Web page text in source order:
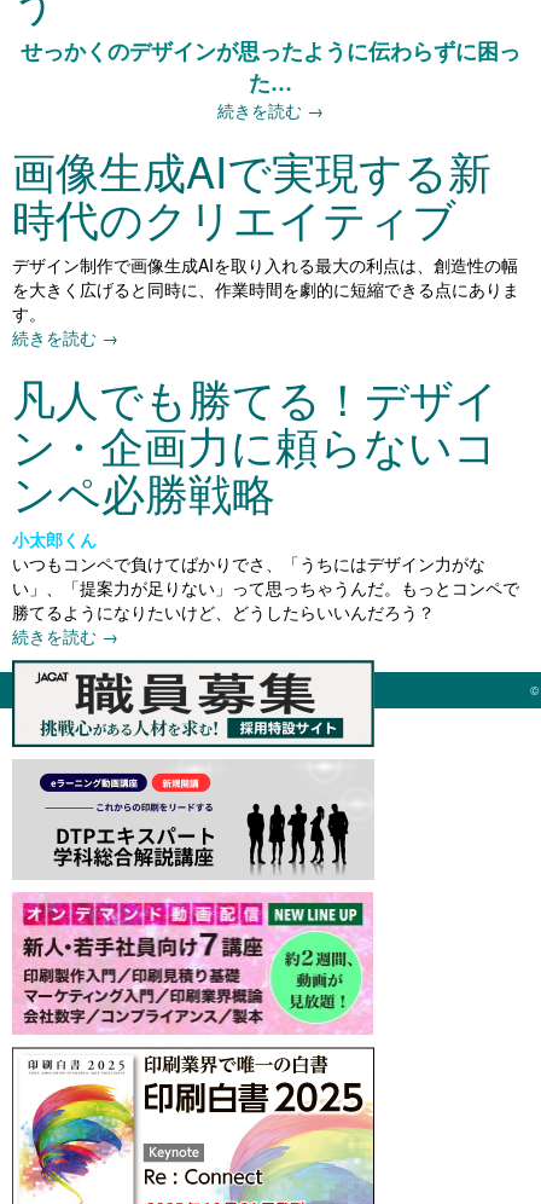
せっかくのデザインが思ったように伝わらずに困っ
た…
続きを読む →
画像生成AIで実現する新
時代のクリエイティブ
デザイン制作で画像生成AIを取り入れる最大の利点は、創造性の幅
を大きく広げると同時に、作業時間を劇的に短縮できる点にありま
す。
続きを読む →
凡人でも勝てる！デザイ
ン・企画力に頼らないコ
ンペ必勝戦略
小太郎くん
いつもコンペで負けてばかりでさ、「うちにはデザイン力がな
い」、「提案力が足りない」って思っちゃうんだ。もっとコンペで
勝てるようになりたいけど、どうしたらいいんだろう？
続きを読む →
©